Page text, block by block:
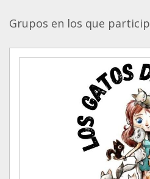
Grupos en los que